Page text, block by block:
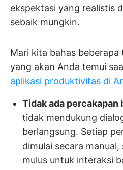
ekspektasi yang realistis
sebaik mungkin.
Mari kita bahas
yang akan Anda temui
aplikasi produktivitas di
Tidak ada percakapan
tidak mendukung
berlangsung. Setiap
dimulai secara
mulus untuk interaksi